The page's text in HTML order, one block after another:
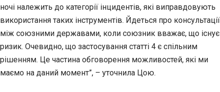
ночі належить до категорії інцидентів, які виправдовують
використання таких інструментів. Йдеться про консультації
між союзними державами, коли союзник вважає, що існує
ризик. Очевидно, що застосування статті 4 є спільним
рішенням. Це частина обговорення можливостей, які ми
маємо на даний момент”, – уточнила Цою.